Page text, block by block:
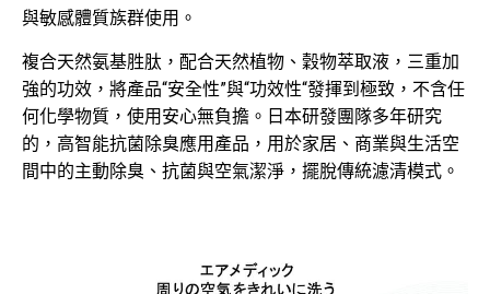
與敏感體質族群使用。
複合天然氨基胜肽，配合天然植物、穀物萃取液，三重加
強的功效，將產品“安全性”與“功效性“發揮到極致，不含任
何化學物質，使用安心無負擔。日本研發團隊多年研究
的，高智能抗菌除臭應用產品，用於家居、商業與生活空
間中的主動除臭、抗菌與空氣潔淨，擺脫傳統濾清模式。